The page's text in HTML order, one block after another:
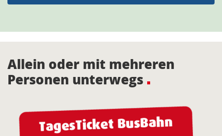
Allein oder mit mehreren
Personen unterwegs